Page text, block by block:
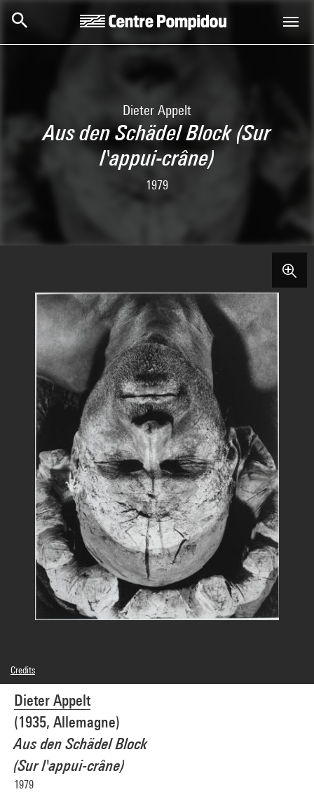
Dieter Appelt
Aus den Schädel Block (Sur
l'appui-crâne)
1979
Dieter Appelt
(1935, Allemagne)
Aus den Schädel Block
(Sur l'appui-crâne)
1979
Credits
© Dieter Appelt
Photo credits : Centre Pompidou, MNAM-CCI/Philippe Migeat/Dist. GrandPalaisRmn
Image reference : 4N00601
Image presentation :GrandPalaisRmnPhoto